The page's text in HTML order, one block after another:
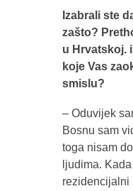
Izabrali ste
zašto?
u Hrvatskoj.
koje Vas
smislu?
– Oduvijek
Bosnu sam
toga nisam
ljudima.
rezidencijalni